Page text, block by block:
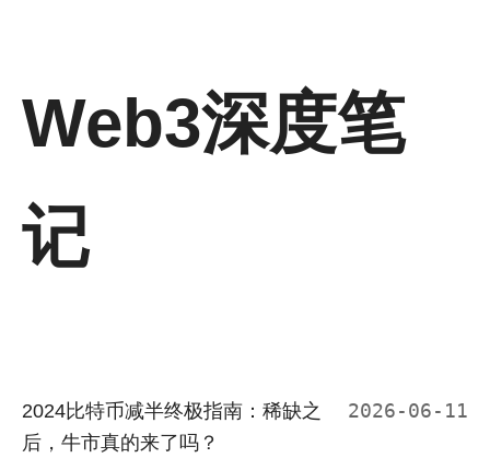
Web3深度笔
记
2024比特币减半终极指南：稀缺之
后，牛市真的来了吗？
2026-06-11